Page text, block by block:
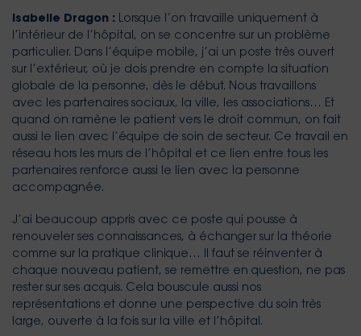
Isabelle Dragon : Lorsque l’on travaille uniquement à
l’intérieur de l’hôpital, on se concentre sur un problème
particulier. Dans l’équipe mobile, j’ai un poste très ouvert
sur l’extérieur, où je dois prendre en compte la situation
globale de la personne, dès le début. Nous travaillons
avec les partenaires sociaux, la ville, les associations… Et
quand on ramène le patient vers le droit commun, on fait
aussi le lien avec l’équipe de soin de secteur. Ce travail en
réseau hors les murs de l’hôpital et ce lien entre tous les
partenaires renforce aussi le lien avec la personne
accompagnée.
J’ai beaucoup appris avec ce poste qui pousse à
renouveler ses connaissances, à échanger sur la théorie
comme sur la pratique clinique… Il faut se réinventer à
chaque nouveau patient, se remettre en question, ne pas
rester sur ses acquis. Cela bouscule aussi nos
représentations et donne une perspective du soin très
large, ouverte à la fois sur la ville et l’hôpital.